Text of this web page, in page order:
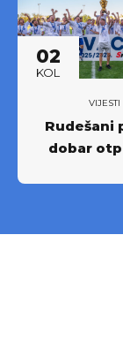
02
KOL
VIJESTI
Rudešani
dobar